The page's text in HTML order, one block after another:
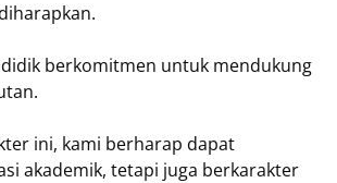
berkomitmen untuk mendukung
ini, kami berharap dapat
akademik, tetapi juga berkarakter